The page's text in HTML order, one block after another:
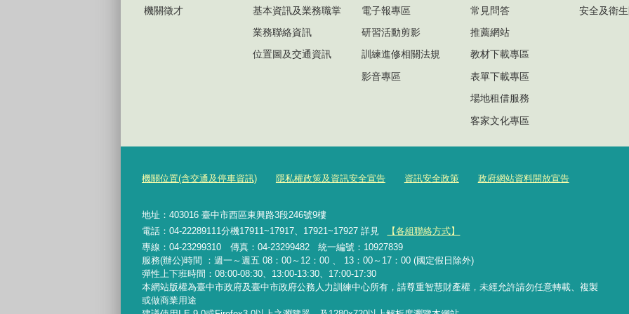
機關徵才
基本資訊及業務職掌
業務聯絡資訊
位置圖及交通資訊
電子報專區
研習活動剪影
訓練進修相關法規
影音專區
常見問答
推薦網站
教材下載專區
表單下載專區
場地租借服務
客家文化專區
安全及衛
機關位置(含交通及停車資訊) 隱私權政策及資訊安全宣告 資訊安全政策 政府網站資料開放宣告
地址：403016 臺中市西區東興路3段246號9樓
電話：04-22289111分機17911~17917、17921~17927 詳見
【各組聯絡方式】
專線：04-23299310 傳真：04-23299482 統一編號：10927839
服務(辦公)時間 ：週一～週五 08：00～12：00 、 13：00～17：00 (國定假日除外)
彈性上下班時間：08:00-08:30、13:00-13:30、17:00-17:30
本網站版權為臺中市政府及臺中市政府公務人力訓練中心所有，請尊重智慧財產權，未經允許請勿任意轉載、複製
或做商業用途